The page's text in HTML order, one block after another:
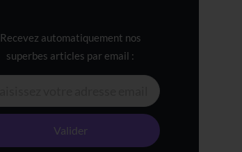
Recevez automatiquement nos
superbes articles par email :
Valider